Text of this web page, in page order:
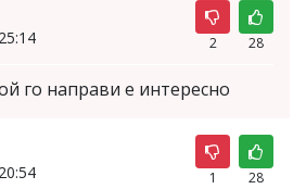
2 28
го направи е интересно
1 28